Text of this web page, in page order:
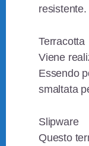
resistente.
Terracotta
Viene
Essendo
smaltata
Slipware
Questo